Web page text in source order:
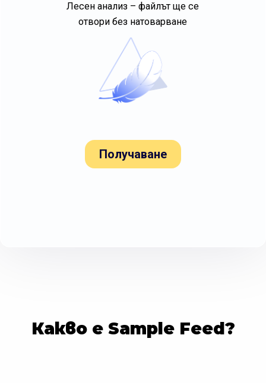
Лесен анализ – файлът ще се
отвори без натоварване
Получаване
Какво е Sample Feed?